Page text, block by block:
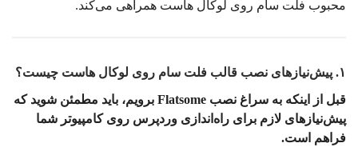
محبوب فلت سام روی لوکال هاست همراهی می‌کند.
۱. پیش‌نیازهای نصب قالب فلت سام روی لوکال هاست چیست؟
قبل از اینکه به سراغ نصب Flatsome برویم، باید مطمئن شوید که
پیش‌نیازهای لازم برای راه‌اندازی وردپرس روی کامپیوتر شما
فراهم است.